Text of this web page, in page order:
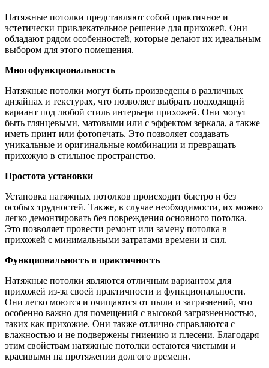
Натяжные потолки представляют собой практичное и
эстетически привлекательное решение для прихожей. Они
обладают рядом особенностей, которые делают их идеальным
выбором для этого помещения.
Многофункциональность
Натяжные потолки могут быть произведены в различных
дизайнах и текстурах, что позволяет выбрать подходящий
вариант под любой стиль интерьера прихожей. Они могут
быть глянцевыми, матовыми или с эффектом зеркала, а также
иметь принт или фотопечать. Это позволяет создавать
уникальные и оригинальные комбинации и превращать
прихожую в стильное пространство.
Простота установки
Установка натяжных потолков происходит быстро и без
особых трудностей. Также, в случае необходимости, их можно
легко демонтировать без повреждения основного потолка.
Это позволяет провести ремонт или замену потолка в
прихожей с минимальными затратами времени и сил.
Функциональность и практичность
Натяжные потолки являются отличным вариантом для
прихожей из-за своей практичности и функциональности.
Они легко моются и очищаются от пыли и загрязнений, что
особенно важно для помещений с высокой загрязненностью,
таких как прихожие. Они также отлично справляются с
влажностью и не подвержены гниению и плесени. Благодаря
этим свойствам натяжные потолки остаются чистыми и
красивыми на протяжении долгого времени.